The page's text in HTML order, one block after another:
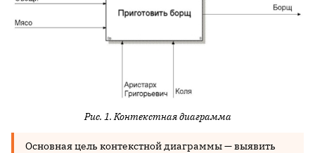
Рис. 1. Контекстная диаграмма
Основная цель контекстной диаграммы — выявить